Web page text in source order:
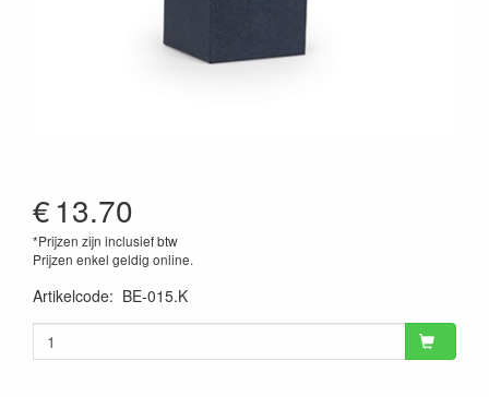
€13.70
*Prijzen zijn inclusief btw
Prijzen enkel geldig online.
Artikelcode: BE-015.K